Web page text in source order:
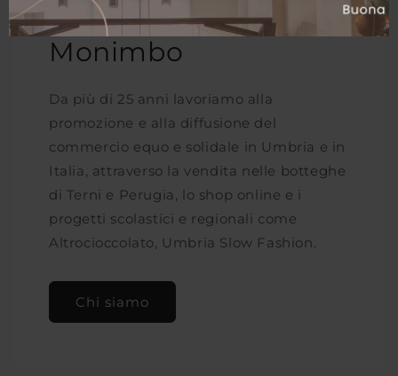
Cooperativa
Monimbo
Da più di 25 anni lavoriamo alla
promozione e alla diffusione del
commercio equo e solidale in Umbria e in
Italia, attraverso la vendita nelle botteghe
di Terni e Perugia, lo shop online e i
progetti scolastici e regionali come
Altrocioccolato, Umbria Slow Fashion.
Chi siamo